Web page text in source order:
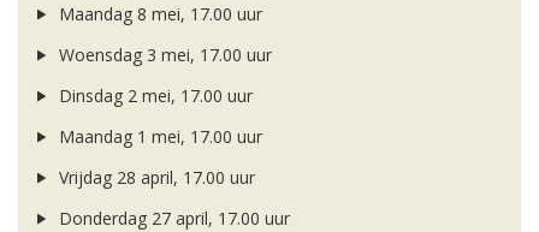
Maandag 8 mei, 17.00 uur
Woensdag 3 mei, 17.00 uur
Dinsdag 2 mei, 17.00 uur
Maandag 1 mei, 17.00 uur
Vrijdag 28 april, 17.00 uur
Donderdag 27 april, 17.00 uur